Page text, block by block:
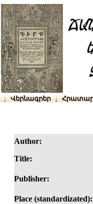
Վերնագրեր
Author:
Title:
Publisher:
Place (standardizated):